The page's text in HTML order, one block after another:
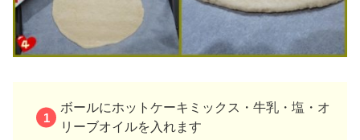
ボールにホットケーキミックス・牛乳・塩・オ
リーブオイルを入れます